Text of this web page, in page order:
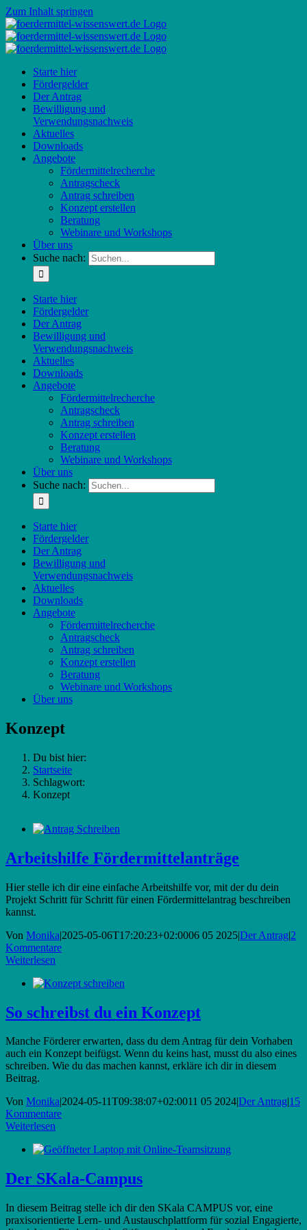
Zum Inhalt springen
Starte hier
Fördergelder
Der Antrag
Bewilligung und
Verwendungsnachweis
Aktuelles
Downloads
Angebote
Fördermittelrecherche
Antragscheck
Antrag schreiben
Konzept erstellen
Beratung
Webinare und Workshops
Über uns
Suche nach:
Starte hier
Fördergelder
Der Antrag
Bewilligung und
Verwendungsnachweis
Aktuelles
Downloads
Angebote
Fördermittelrecherche
Antragscheck
Antrag schreiben
Konzept erstellen
Beratung
Webinare und Workshops
Über uns
Suche nach:
Starte hier
Fördergelder
Der Antrag
Bewilligung und
Verwendungsnachweis
Aktuelles
Downloads
Angebote
Fördermittelrecherche
Antragscheck
Antrag schreiben
Konzept erstellen
Beratung
Webinare und Workshops
Über uns
Konzept
Du bist hier:
Startseite
Schlagwort:
Konzept
Arbeitshilfe Fördermittelanträge
Hier stelle ich dir eine einfache Arbeitshilfe vor, mit der du dein
Projekt Schritt für Schritt für einen Fördermittelantrag beschreiben
kannst.
Von Monika|2025-05-06T17:20:23+02:0006 05 2025|Der Antrag|2
Kommentare
Weiterlesen
So schreibst du ein Konzept
Manche Förderer erwarten, dass du dem Antrag für dein Vorhaben
auch ein Konzept beifügst. Wenn du keins hast, musst du also eines
schreiben. Wie du das machen kannst, erkläre ich dir in diesem
Beitrag.
Von Monika|2024-05-11T09:38:07+02:0011 05 2024|Der Antrag|15
Kommentare
Weiterlesen
Der SKala-Campus
In diesem Beitrag stelle ich dir den SKala CAMPUS vor, eine
praxisorientierte Lern- und Austauschplattform für sozial Engagierte,